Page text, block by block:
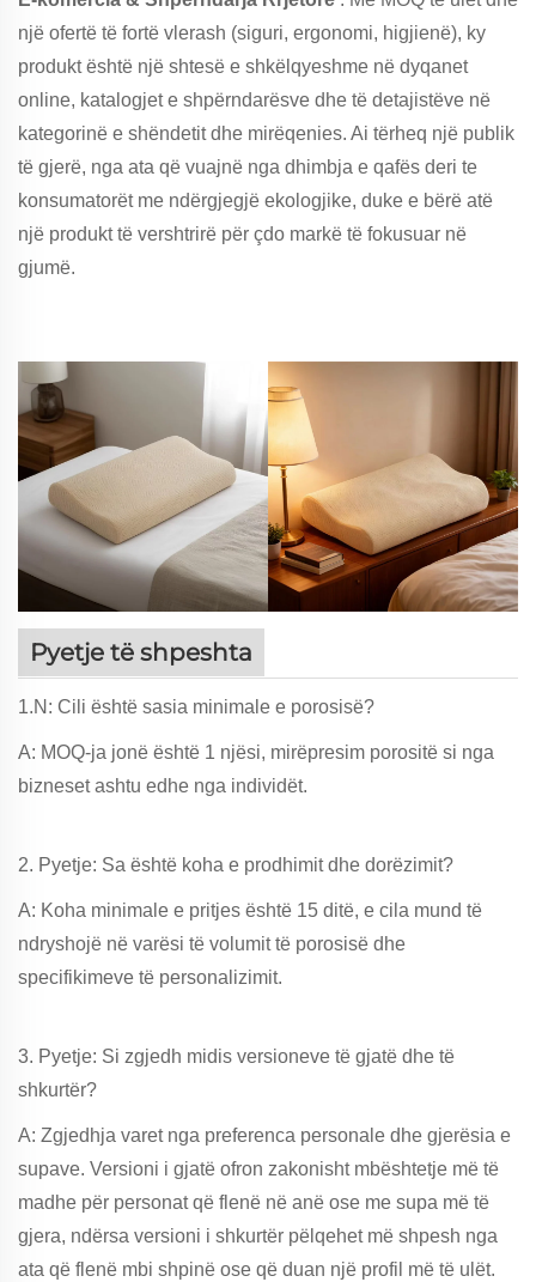
një ofertë të fortë vlerash (siguri, ergonomi, higjienë), ky
produkt është një shtesë e shkëlqyeshme në dyqanet
online, katalogjet e shpërndarësve dhe të detajistëve në
kategorinë e shëndetit dhe mirëqenies. Ai tërheq një publik
të gjerë, nga ata që vuajnë nga dhimbja e qafës deri te
konsumatorët me ndërgjegjë ekologjike, duke e bërë atë
një produkt të vershtrirë për çdo markë të fokusuar në
gjumë.
Pyetje të shpeshta
1.N: Cili është sasia minimale e porosisë?
A: MOQ-ja jonë është 1 njësi, mirëpresim porositë si nga
bizneset ashtu edhe nga individët.
2. Pyetje: Sa është koha e prodhimit dhe dorëzimit?
A: Koha minimale e pritjes është 15 ditë, e cila mund të
ndryshojë në varësi të volumit të porosisë dhe
specifikimeve të personalizimit.
3. Pyetje: Si zgjedh midis versioneve të gjatë dhe të
shkurtër?
A: Zgjedhja varet nga preferenca personale dhe gjerësia e
supave. Versioni i gjatë ofron zakonisht mbështetje më të
madhe për personat që flenë në anë ose me supa më të
gjera, ndërsa versioni i shkurtër pëlqehet më shpesh nga
ata që flenë mbi shpinë ose që duan një profil më të ulët.